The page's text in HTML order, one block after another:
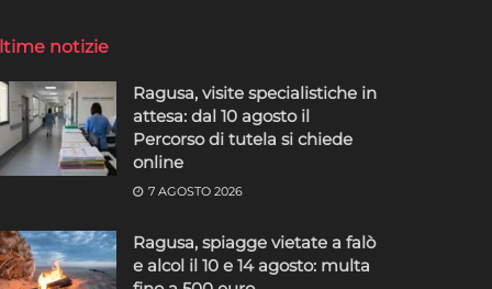
notizie
Ragusa, visite specialistiche in
attesa: dal 10 agosto il
Percorso di tutela si chiede
online
7 AGOSTO 2026
Ragusa, spiagge vietate a falò
e alcol il 10 e 14 agosto: multa